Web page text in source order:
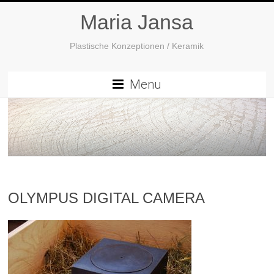
Maria Jansa
Plastische Konzeptionen / Keramik
Menu
OLYMPUS DIGITAL CAMERA